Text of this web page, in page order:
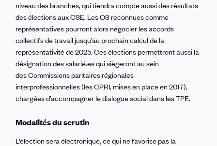
niveau des branches, qui tiendra compte aussi des résultats
des élections aux CSE. Les OS reconnues comme
représentatives pourront alors négocier les accords
collectifs de travail jusqu’au prochain calcul de la
représentativité de 2025. Ces élections permettront aussi la
désignation des salarié.es qui siègeront au sein
des Commissions paritaires régionales
interprofessionnelles (les CPRI, mises en place en 2017),
chargées d’accompagner le dialogue social dans les TPE.
Modalités du scrutin
L’élection sera électronique, ce qui ne favorise pas la